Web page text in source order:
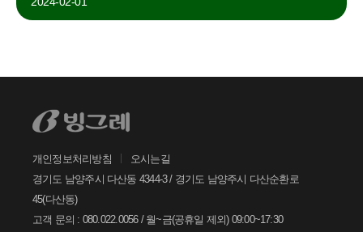
주세요.
겠습니다.
1:1 문의하기
개인정보처리방침
오시는길
경기도 남양주시 다산동 4344-3 / 경기도 남양주시 다산순환로
45(다산동)
고객 문의 : 080.022.0056 / 월~금(공휴일 제외) 09:00~17:30